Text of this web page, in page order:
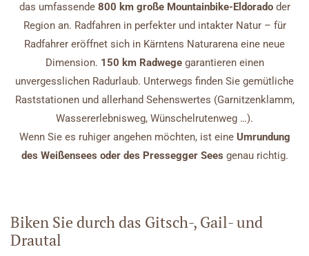
das umfassende 800 km große Mountainbike-Eldoradoder
Region an. Radfahren in perfekter und intakter Natur – für
Radfahrer eröffnet sich in Kärntens Naturarena eine neue
Dimension. 150 km Radwegegarantieren einen
unvergesslichen Radurlaub. Unterwegs finden Sie gemütliche
Raststationen und allerhand Sehenswertes (Garnitzenklamm,
Wassererlebnisweg, Wünschelrutenweg …).
Wenn Sie es ruhiger angehen möchten, ist eine Umrundung
des Weißensees oder des Pressegger Sees genau richtig.
Biken Sie durch das Gitsch-, Gail- und
Drautal